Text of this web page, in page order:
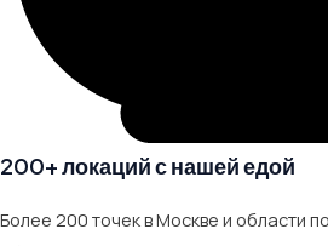
200+ локаций с нашей едой
Более 200 точек в Москве и области